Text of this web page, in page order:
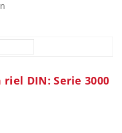
DIN: Serie 3000